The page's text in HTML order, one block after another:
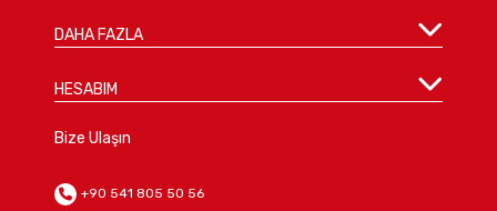
DAHA FAZLA
HESABIM
Bize Ulaşın
+90 541 805 50 56